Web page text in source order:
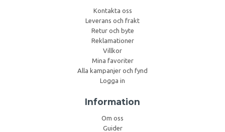
Kontakta oss
Leverans och frakt
Retur och byte
Reklamationer
Villkor
Mina favoriter
Alla kampanjer och fynd
Logga in
Information
Om oss
Guider